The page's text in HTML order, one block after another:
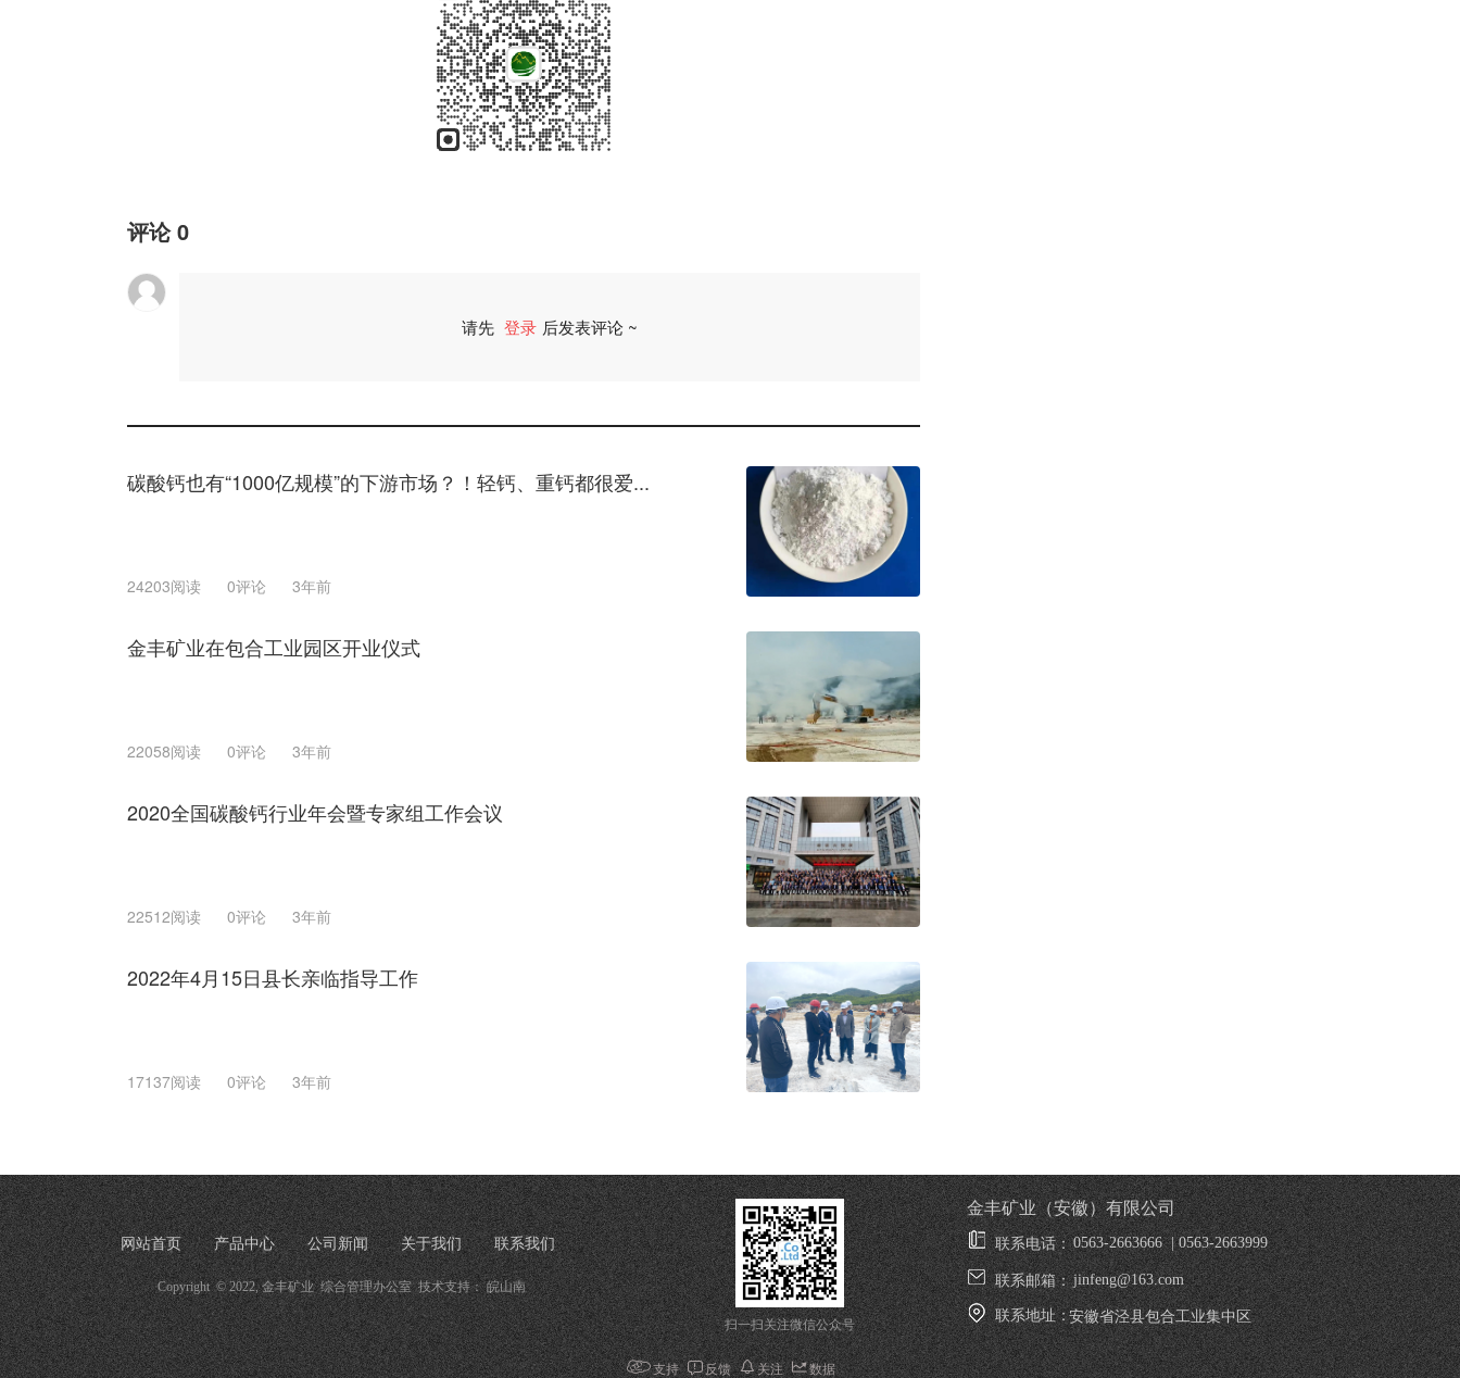
评论0
请先 登录 后发表评论 ~
碳酸钙也有“1000亿规模”的下游市场？！轻钙、重钙都很爱...
24203阅读 0评论 3年前
金丰矿业在包合工业园区开业仪式
22058阅读 0评论 3年前
2020全国碳酸钙行业年会暨专家组工作会议
22512阅读 0评论 3年前
2022年4月15日县长亲临指导工作
17137阅读 0评论 3年前
网站首页 产品中心 公司新闻 关于我们 联系我们
扫一扫关注微信公众号
Copyright  © 2022, 金丰矿业  综合管理办公室  技术支持： 皖山南
金丰矿业（安徽）有限公司
联系电话：
联系邮箱：
联系地址：
0563-2663666  | 0563-2663999
jinfeng@163.com
安徽省泾县包合工业集中区
支持 反馈 关注 数据